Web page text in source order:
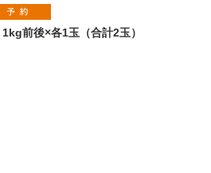
前後×各1玉（合計2玉）